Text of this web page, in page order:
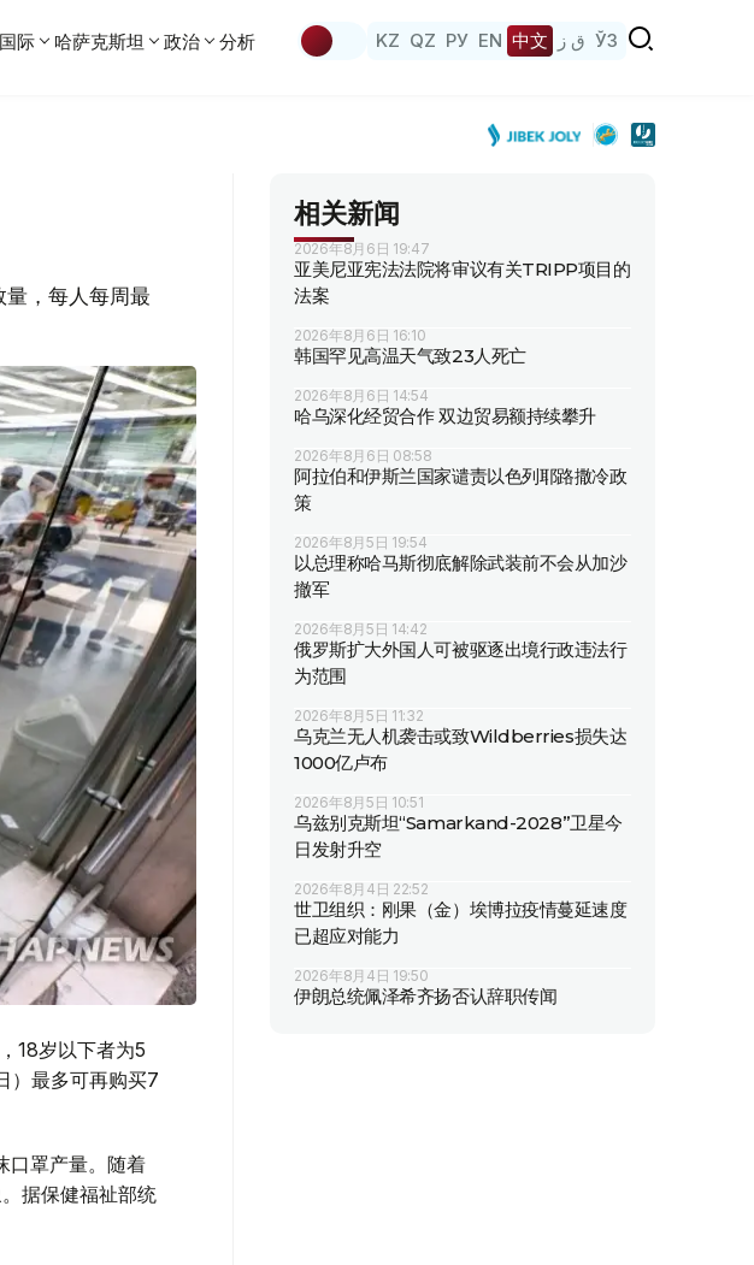
国际 哈萨克斯坦 政治 分析 KZ QZ РУ EN 中文 ق ز ЎЗ
，每人每周最
18岁以下者为5
）最多可再购买7
口罩产量。随着
据保健福祉部统
相关新闻
2026年8月6日 19:47
亚美尼亚宪法法院将审议有关TRIPP项目的
法案
2026年8月6日 16:10
韩国罕见高温天气致23人死亡
2026年8月6日 14:54
哈乌深化经贸合作 双边贸易额持续攀升
2026年8月6日 08:58
阿拉伯和伊斯兰国家谴责以色列耶路撒冷政
策
2026年8月5日 19:54
以总理称哈马斯彻底解除武装前不会从加沙
撤军
2026年8月5日 14:42
俄罗斯扩大外国人可被驱逐出境行政违法行
为范围
2026年8月5日 11:32
乌克兰无人机袭击或致Wildberries损失达
1000亿卢布
2026年8月5日 10:51
乌兹别克斯坦“Samarkand-2028”卫星今
日发射升空
2026年8月4日 22:52
世卫组织：刚果（金）埃博拉疫情蔓延速度
已超应对能力
2026年8月4日 19:50
伊朗总统佩泽希齐扬否认辞职传闻